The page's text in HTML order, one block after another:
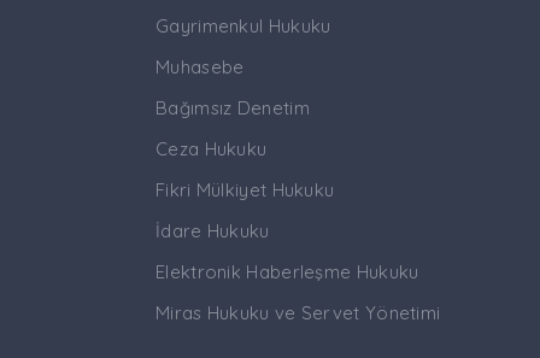
Gayrimenkul Hukuku
Muhasebe
Bağımsız Denetim
Ceza Hukuku
Fikri Mülkiyet Hukuku
İdare Hukuku
Elektronik Haberleşme Hukuku
Miras Hukuku ve Servet Yönetimi